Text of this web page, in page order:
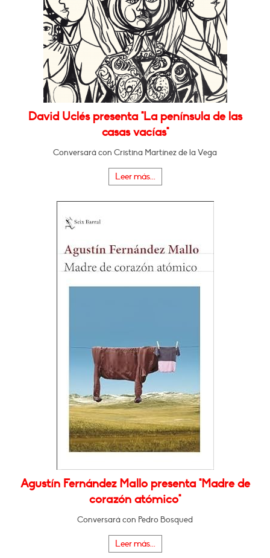
David Uclés presenta "La península de las
casas vacías"
Conversará con Cristina Martínez de la Vega
Leer más...
Agustín Fernández Mallo presenta "Madre de
corazón atómico"
Conversará con Pedro Bosqued
Leer más...